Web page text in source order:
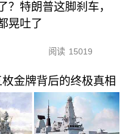
？特朗普这脚刹车，
晃吐了
阅读 15019
金牌背后的终极真相